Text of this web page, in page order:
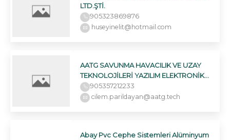
LTD.ŞTİ.
905323869876
huseyinelit@hotmail.com
AATG SAVUNMA HAVACILIK VE UZAY
TEKNOLOJİLERİ YAZILIM ELEKTRONİK
TİCARET ANONİM ŞİRKETİ
905357212233
cilem.parildayan@aatg.tech
Abay Pvc Cephe Sistemleri Alüminyum